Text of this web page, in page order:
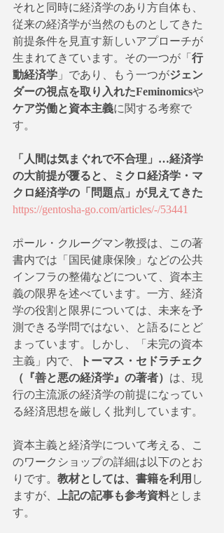
それと同時に経済学のあり方自体も、
従来の経済学が当然のものとしてきた
前提条件を見直す新しいアプローチが
生まれてきています。その一つが「 行
動経済学 」であり、もう一つがジェン
ダーの視点を取り入れたFeminomicsや
ケア労働と資本主義に関する考察で
す。
「人間は気まぐれで不合理」…経済学
の大前提が覆ると、ミクロ経済学・マ
クロ経済学の「問題点」が見えてきた
https://gentosha-go.com/articles/-/53441
ポール・クルーグマン教授は、この著
書内では「国民健康保険」などの公共
インフラの整備などについて、資本主
義の限界を述べています。一方、経済
学の役割と限界については、未来を予
測できる学問ではない、と語るにとど
まっています。しかし、「未完の資本
主義」内で、
トーマス・セドラチェク
（『善と悪の経済学』の著者） は、現
行の主流派の経済学の前提になってい
る経済思想を厳しく批判しています。
資本主義と経済学について考える、こ
のワークショップの詳細は以下のとお
りです。 教材としては、書籍を利用 し
ますが、
上記の記事も参考資料としま
す。